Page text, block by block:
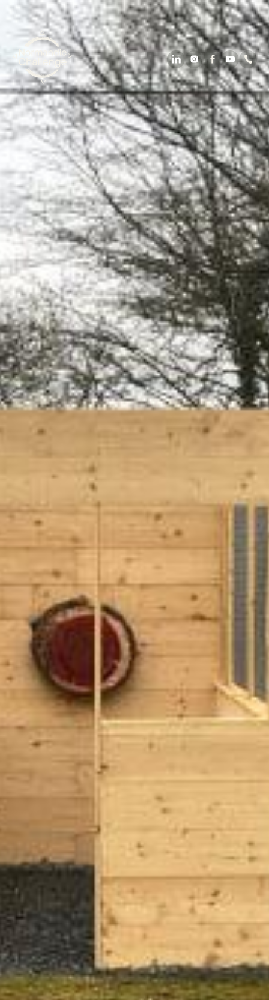
À propos
Nos activités particulier
Nos activités
professionnel
Le cadre
Actualités
Contact
02 31 65 29 21
contact@normandie-challenge.com